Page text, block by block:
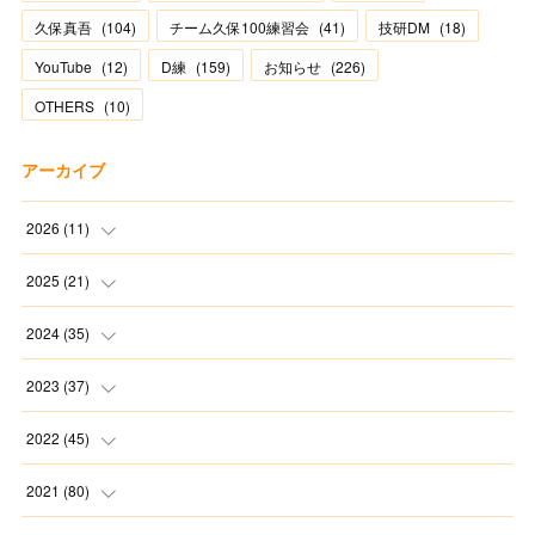
久保真吾 (104) チーム久保100練習会 (41) 技研DM (18)
YouTube (12) D練 (159) お知らせ (226)
OTHERS (10)
アーカイブ
2026 (11)
(2
(1
(3
(1
2025 (21)
(1
(1
(2
(1
2024 (35)
(3
(1
(1
2023 (37)
(3
(4
2022 (45)
(2
2021 (80)